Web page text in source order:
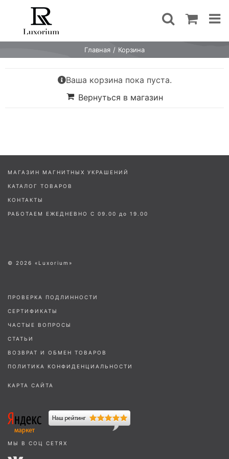
content
Главная Корзина
Ваша корзина пока пуста.
Вернуться в магазин
МАГАЗИН МАГНИТНЫХ УКРАШЕНИЙ
КАТАЛОГ ТОВАРОВ
КОНТАКТЫ
РАБОТАЕМ ЕЖЕДНЕВНО С 09.00 до 19.00
© 2026 «Luxorium»
ПРОВЕРКА ПОДЛИННОСТИ
СЕРТИФИКАТЫ
ЧАСТЫЕ ВОПРОСЫ
СТАТЬИ
ВОЗВРАТ И ОБМЕН ТОВАРОВ
ПОЛИТИКА КОНФИДЕНЦИАЛЬНОСТИ
КАРТА САЙТА
МЫ В СОЦ СЕТЯХ